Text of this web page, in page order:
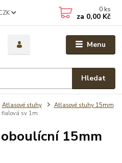
Menu
Hledat
0 ks
za 0,00 Kč
Atlasové stuhy
Atlasové stuhy 15mm
sv 1m
15mm